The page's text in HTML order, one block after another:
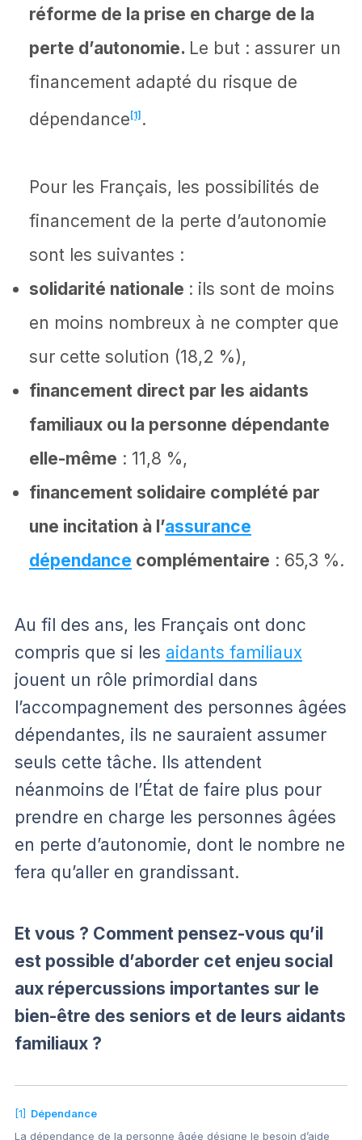
réforme de la prise en charge de la
perte d’autonomie. Le but : assurer un
financement adapté du risque de
dépendance [1] .
Pour les Français, les possibilités de
financement de la perte d’autonomie
sont les suivantes :
solidarité nationale : ils sont de moins
en moins nombreux à ne compter que
sur cette solution (18,2 %),
financement direct par les aidants
familiaux ou la personne dépendante
elle-même : 11,8 %,
financement solidaire complété par
une incitation à l’assurance
dépendance complémentaire : 65,3 %.
Au fil des ans, les Français ont donc
compris que si les aidants familiaux
jouent un rôle primordial dans
l’accompagnement des personnes âgées
dépendantes, ils ne sauraient assumer
seuls cette tâche. Ils attendent
néanmoins de l’État de faire plus pour
prendre en charge les personnes âgées
en perte d’autonomie, dont le nombre ne
fera qu’aller en grandissant.
Et vous ? Comment pensez-vous qu’il
est possible d’aborder cet enjeu social
aux répercussions importantes sur le
bien-être des seniors et de leurs aidants
familiaux ?
[1] Dépendance
La dépendance de la personne âgée désigne le besoin d’aide